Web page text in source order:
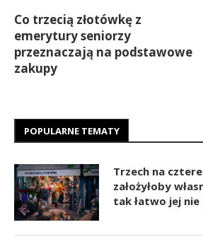
Co trzecią złotówkę z
emerytury seniorzy
przeznaczają na podstawowe
zakupy
POPULARNE TEMATY
Trzech na
założyłoby
tak łatwo jej nie